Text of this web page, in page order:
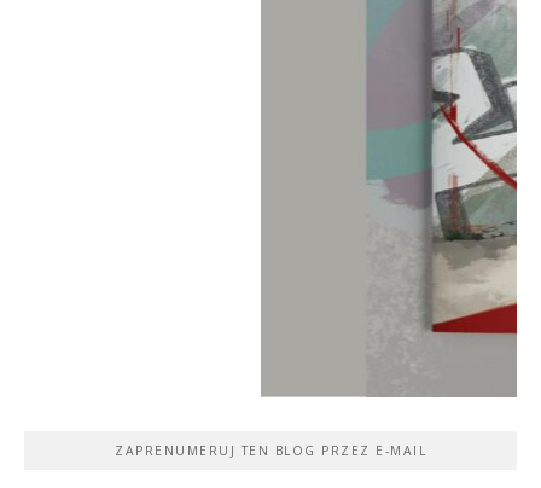
ZAPRENUMERUJ TEN BLOG PRZEZ E-MAIL